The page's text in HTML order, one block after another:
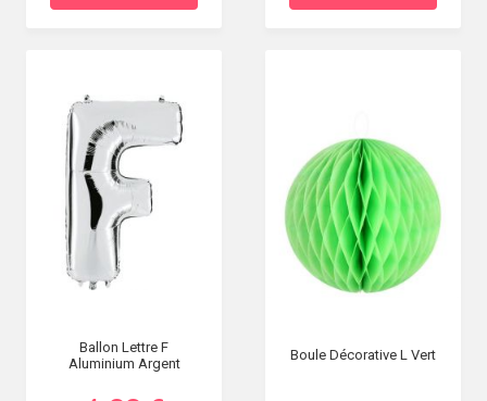
Ballon Lettre F
Aluminium Argent
Boule Décorative L Vert